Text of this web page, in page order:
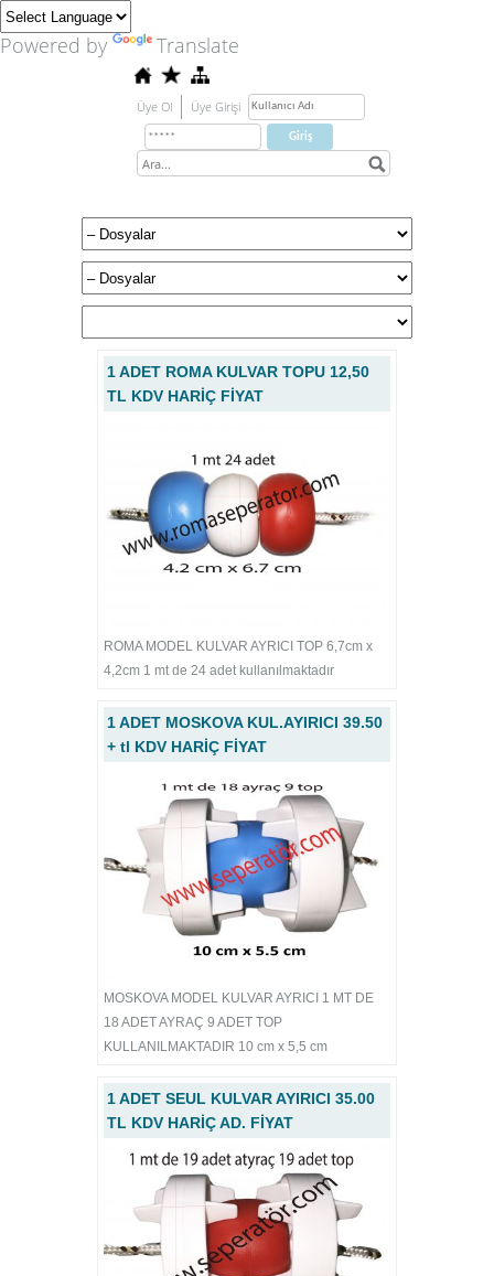
Powered by Translate
Üye Ol Üye Girişi
1 ADET ROMA KULVAR TOPU 12,50
TL KDV HARİÇ FİYAT
ROMA MODEL KULVAR AYRICI TOP 6,7cm x
4,2cm 1 mt de 24 adet kullanılmaktadır
1 ADET MOSKOVA KUL.AYIRICI 39.50
+ tl KDV HARİÇ FİYAT
MOSKOVA MODEL KULVAR AYRICI 1 MT DE
18 ADET AYRAÇ 9 ADET TOP
KULLANILMAKTADIR 10 cm x 5,5 cm
1 ADET SEUL KULVAR AYIRICI 35.00
TL KDV HARİÇ AD. FİYAT